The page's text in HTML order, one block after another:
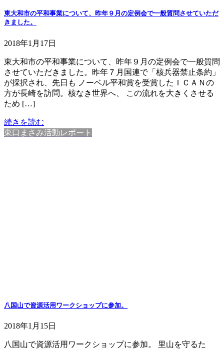
東大和市の平和事業について、昨年９月の定例会で一般質問させていただ
きました。
2018年1月17日
東大和市の平和事業について、昨年９月の定例会で一般質問
させていただきました。昨年７月国連で「核兵器禁止条約」
が採択され、先日も ノーベル平和賞を受賞したＩＣＡＮの
方が長崎を訪問。核なき世界へ、 この流れを大きくさせる
ため […]
続きを読む
東口まさみ活動レポート
八国山で資源活用ワークショップに参加。
2018年1月15日
八国山で資源活用ワークショップに参加。 里山を守るた